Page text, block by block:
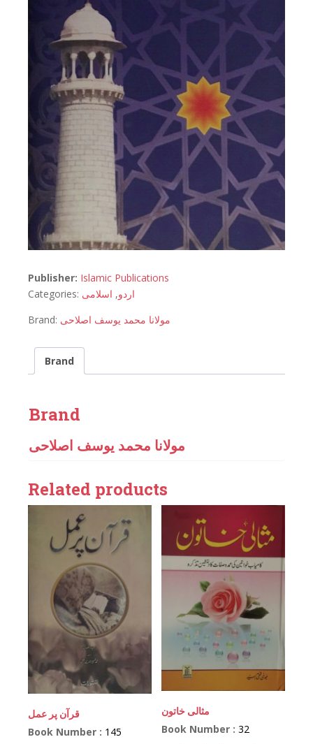
Publisher: Islamic Publications
Categories:
اردو, اسلامی
Brand: مولانا محمد یوسف اصلاحی
Brand
Brand
مولانا محمد یوسف اصلاحی
Related products
قرآن پر عمل
Book Number : 145
مثالی خاتون
Book Number :32